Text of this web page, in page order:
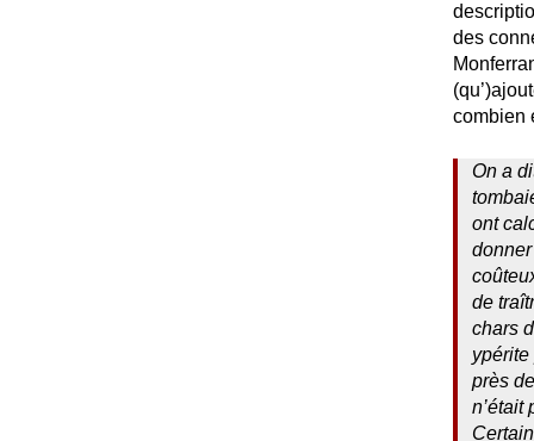
des
combien
On a
ont
de
chars
ypérite
près
n’était